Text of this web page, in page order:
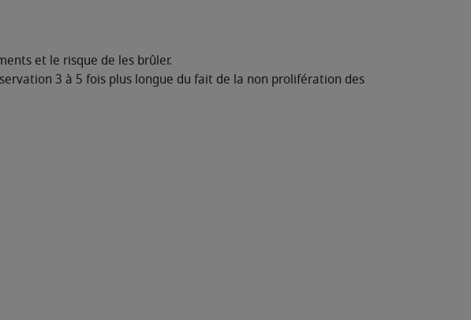
et le risque de les brûler.
3 à 5 fois plus longue du fait de la non prolifération des